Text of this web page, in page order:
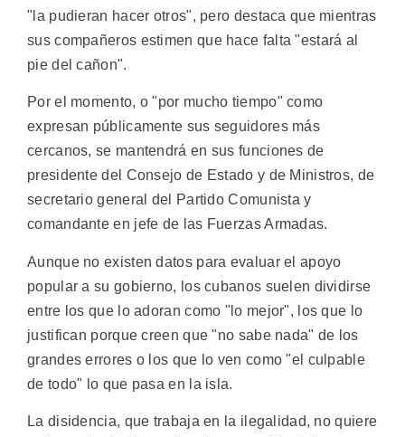
"la pudieran hacer otros", pero destaca que mientras
sus compañeros estimen que hace falta "estará al
pie del cañon".
Por el momento, o "por mucho tiempo" como
expresan públicamente sus seguidores más
cercanos, se mantendrá en sus funciones de
presidente del Consejo de Estado y de Ministros, de
secretario general del Partido Comunista y
comandante en jefe de las Fuerzas Armadas.
Aunque no existen datos para evaluar el apoyo
popular a su gobierno, los cubanos suelen dividirse
entre los que lo adoran como "lo mejor", los que lo
justifican porque creen que "no sabe nada" de los
grandes errores o los que lo ven como "el culpable
de todo" lo que pasa en la isla.
La disidencia, que trabaja en la ilegalidad, no quiere